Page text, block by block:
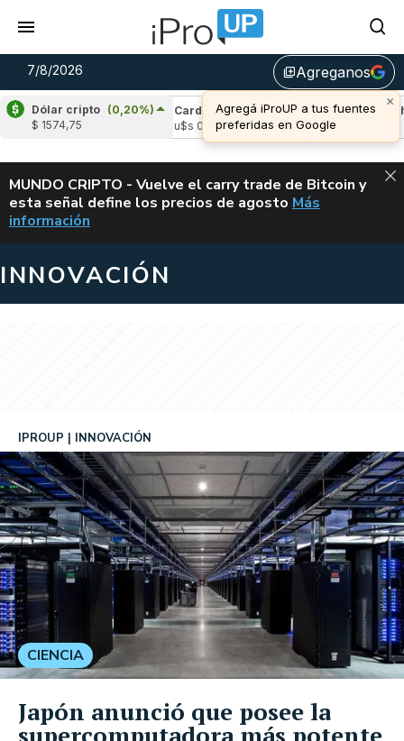
7/8/2026 library_addAgreganos
×
Agregá iProUP a tus fuentes
preferidas en Google
Dólar cripto (0,20%)
$ 1574,75
(-2,09%)
Cardano
(-2,79%)
u$s 0,20
Avalanche
u$s 6,43
ALERTA
MUNDO CRIPTO - Vuelve el carry trade de Bitcoin y
esta señal define los precios de agosto VUELVE EL
Más
información
INNOVACIÓN
IPROUP INNOVACIÓN
CIENCIA
Japón anunció que posee la
supercomputadora más potente